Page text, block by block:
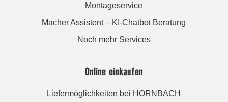
Montageservice
Macher Assistent – KI-Chatbot Beratung
Noch mehr Services
Online einkaufen
Liefermöglichkeiten bei HORNBACH